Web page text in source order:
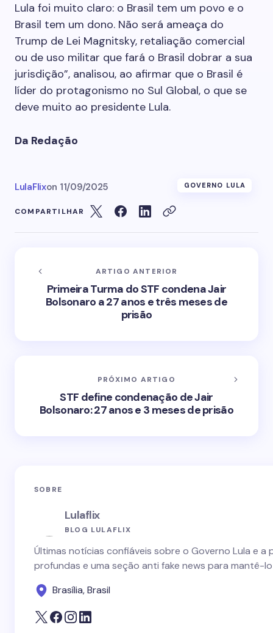
Lula foi muito claro: o Brasil tem um povo e o
Brasil tem um dono. Não será ameaça do
Trump de Lei Magnitsky, retaliação comercial
ou de uso militar que fará o Brasil dobrar a sua
jurisdição”, analisou, ao afirmar que o Brasil é
líder do protagonismo no Sul Global, o que se
deve muito ao presidente Lula.
Da Redação
LulaFlixon 11/09/2025 GOVERNO LULA
COMPARTILHAR
ARTIGO ANTERIOR
Primeira Turma do STF condena Jair
Bolsonaro a 27 anos e três meses de
prisão
PRÓXIMO ARTIGO
STF define condenação de Jair
Bolsonaro: 27 anos e 3 meses de prisão
SOBRE
Lulaflix
BLOG LULAFLIX
Últimas notícias confiáveis sobre o Governo Lula e
profundas e uma seção anti fake news para mantê-
Brasília, Brasil